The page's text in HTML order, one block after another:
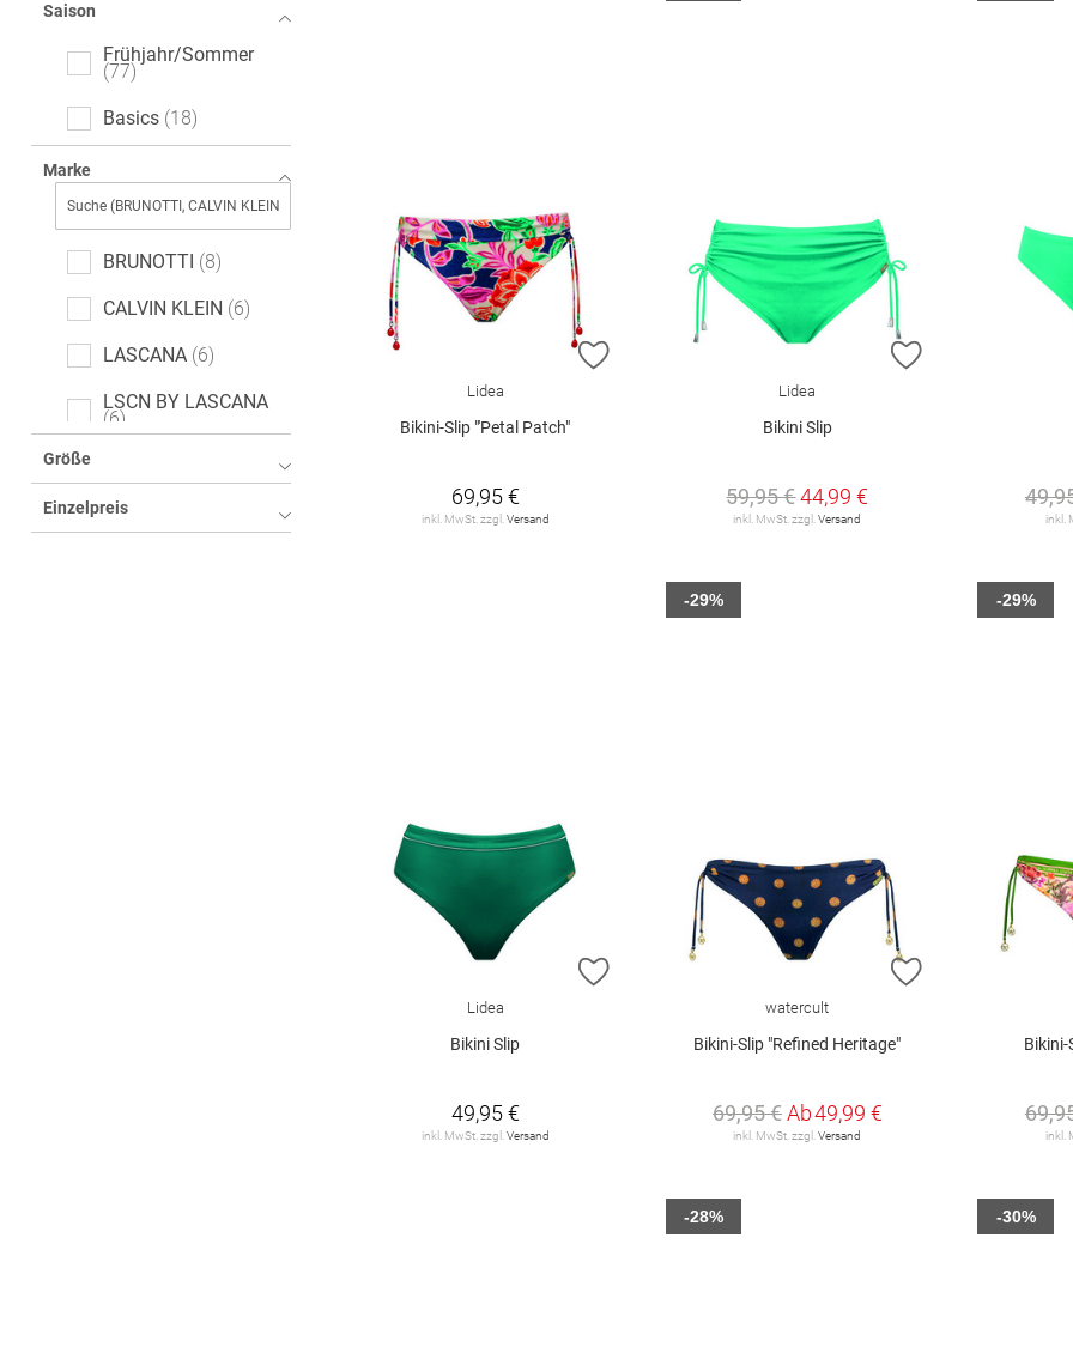
Saison
Frühjahr/Sommer
77
Basics 18
Marke
BRUNOTTI 8
CALVIN KLEIN 6
LASCANA 6
LSCN BY LASCANA
6
PROTEST
Größe
Einzelpreis
ZUR WUNSCHLISTE HINZUFÜGEN
Lidea
Bikini-Slip "'Petal Patch"
69,95 €
inkl. MwSt. zzgl. Versand
ZUR
Lidea
Bikini Slip
59,95 €44,99 €
inkl. MwSt. zzgl.Versand inkl.
ZUR WUNSCHLISTE HINZUFÜGEN
Lidea
Bikini Slip
49,95 €
inkl. MwSt. zzgl. Versand
ZUR
watercult
Bikini-Slip "Refined Heritage"
69,95 €Ab49,99 €
inkl. MwSt. zzgl.Versand
-29%
Bikini-
inkl.
-29%
-28% -30%